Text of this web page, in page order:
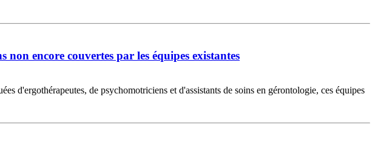
non encore couvertes par les équipes existantes
d'ergothérapeutes, de psychomotriciens et d'assistants de soins en gérontologie, ces équipes